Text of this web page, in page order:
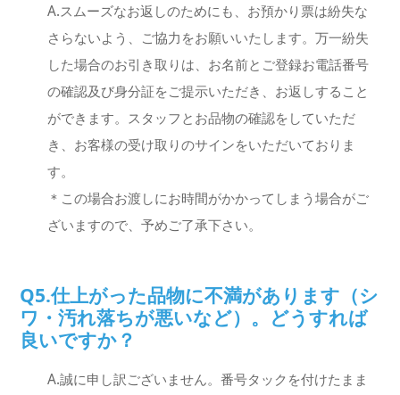
A.スムーズなお返しのためにも、お預かり票は紛失な
さらないよう、ご協力をお願いいたします。万一紛失
した場合のお引き取りは、お名前とご登録お電話番号
の確認及び身分証をご提示いただき、お返しすること
ができます。スタッフとお品物の確認をしていただ
き、お客様の受け取りのサインをいただいておりま
す。
＊この場合お渡しにお時間がかかってしまう場合がご
ざいますので、予めご了承下さい。
Q5.仕上がった品物に不満があります（シ
ワ・汚れ落ちが悪いなど）。どうすれば
良いですか？
A.誠に申し訳ございません。番号タックを付けたまま